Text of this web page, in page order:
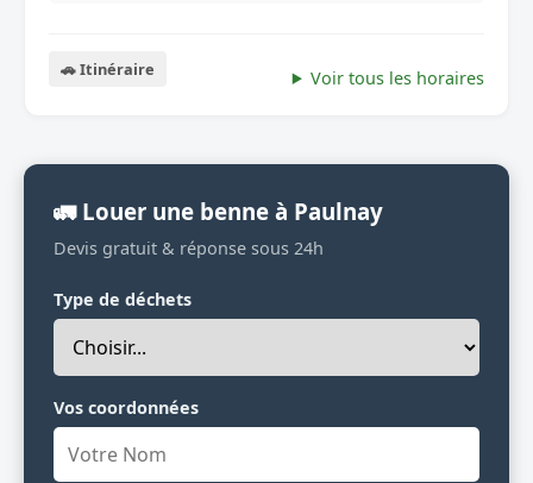
🚗 Itinéraire Voir tous les horaires
🚛 Louer une benne à Paulnay
Devis gratuit & réponse sous 24h
Type de déchets
Vos coordonnées